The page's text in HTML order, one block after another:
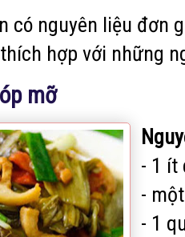
có nguyên liệu đơn
hợp với những
mỡ
- 1 ít
-
- 1